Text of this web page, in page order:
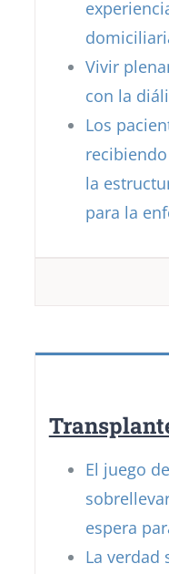
Vivir
con la
Los
la
para la
El juego
espera
La verdad